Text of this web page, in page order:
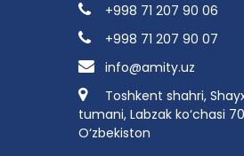
+998 71 207 90 06
+998 71 207 90 07
info@amity.uz
Toshkent shahri,
tumani, Labzak ko‘chasi
O‘zbekiston